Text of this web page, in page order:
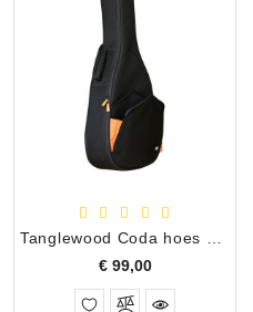
€ 99,00Prijs